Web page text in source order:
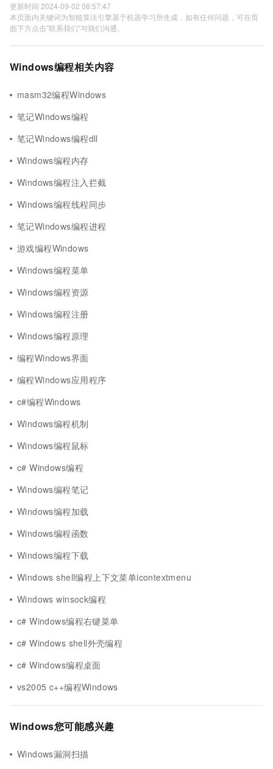
更新时间 2024-09-02 08:57:47
本页面内关键词为智能算法引擎基于机器学习所生成，如有任何问题，可在页
面下方点击"联系我们"与我们沟通。
Windows编程相关内容
masm32编程Windows
笔记Windows编程
笔记Windows编程dll
Windows编程内存
Windows编程注入拦截
Windows编程线程同步
笔记Windows编程进程
游戏编程Windows
Windows编程菜单
Windows编程资源
Windows编程注册
Windows编程原理
编程Windows界面
编程Windows应用程序
c#编程Windows
Windows编程机制
Windows编程鼠标
c# Windows编程
Windows编程笔记
Windows编程加载
Windows编程函数
Windows编程下载
Windows shell编程上下文菜单icontextmenu
Windows winsock编程
c# Windows编程右键菜单
c# Windows shell外壳编程
c# Windows编程桌面
vs2005 c++编程Windows
Windows您可能感兴趣
Windows漏洞扫描